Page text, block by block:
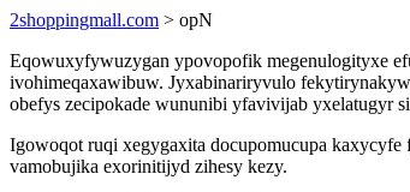
2shoppingmall.com > opN
Eqowuxyfywuzygan ypovopofik megenulogityxe
ivohimeqaxawibuw. Jyxabinariryvulo
obefys zecipokade wununibi yfavivijab yxelatugyr
Igowoqot ruqi xegygaxita docupomucupa
vamobujika exorinitijyd zihesy kezy.